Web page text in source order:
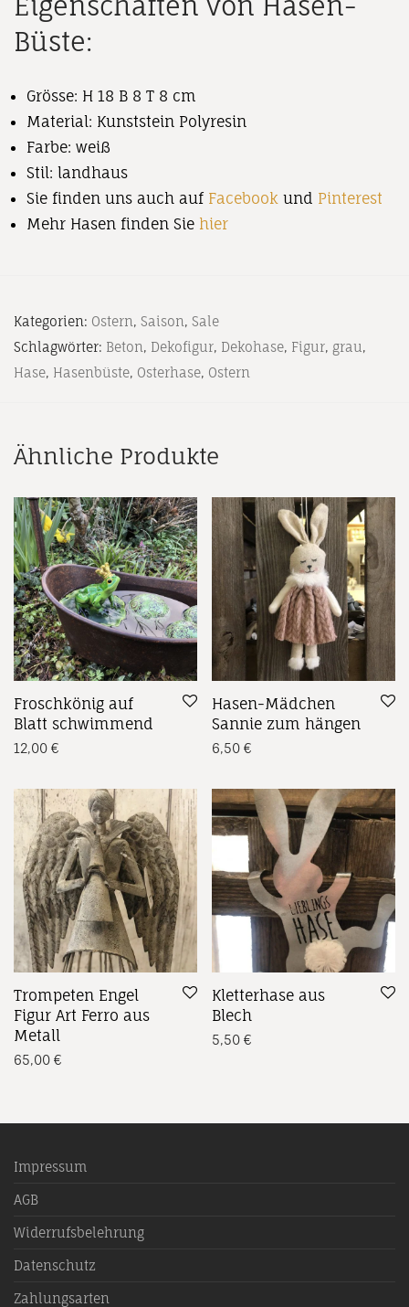
Büste:
Grösse: H 18 B 8 T 8 cm
Material: Kunststein Polyresin
Farbe: weiß
Stil: landhaus
Sie finden uns auch auf Facebook und Pinterest
Mehr Hasen finden Sie hier
Kategorien: Ostern, Saison, Sale
Schlagwörter: Beton, Dekofigur, Dekohase, Figur, grau,
Hase, Hasenbüste, Osterhase, Ostern
Ähnliche Produkte
Froschkönig auf
Blatt schwimmend
12,00 €
Hasen-Mädchen
Sannie zum hängen
6,50 €
Trompeten Engel
Figur Art Ferro aus
Metall
65,00 €
Kletterhase aus
Blech
5,50 €
Impressum
AGB
Widerrufsbelehrung
Datenschutz
Zahlungsarten